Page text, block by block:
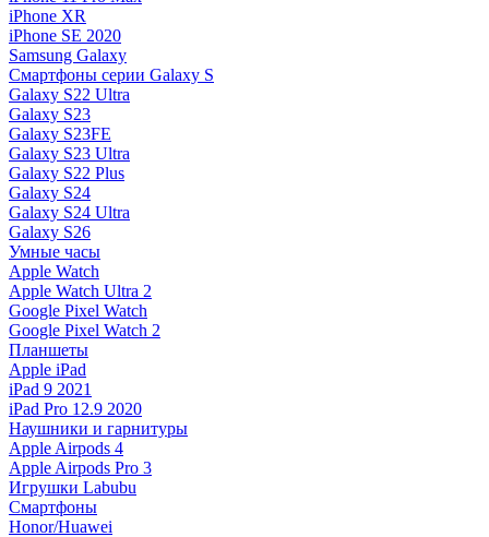
iPhone XR
iPhone SE 2020
Samsung Galaxy
Смартфоны серии Galaxy S
Galaxy S22 Ultra
Galaxy S23
Galaxy S23FE
Galaxy S23 Ultra
Galaxy S22 Plus
Galaxy S24
Galaxy S24 Ultra
Galaxy S26
Умные часы
Apple Watch
Apple Watch Ultra 2
Google Pixel Watch
Google Pixel Watch 2
Планшеты
Apple iPad
iPad 9 2021
iPad Pro 12.9 2020
Наушники и гарнитуры
Apple Airpods 4
Apple Airpods Pro 3
Игрушки Labubu
Смартфоны
Honor/Huawei